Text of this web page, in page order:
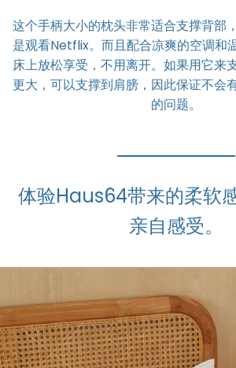
这个手柄大小的枕头非常适合支撑背部
是观看Netflix。而且配合凉爽的空调和
床上放松享受，不用离开。如果用它来
更大，可以支撑到肩膀，因此保证不会
的问题。
体验Haus64带来的柔软
亲自感受。